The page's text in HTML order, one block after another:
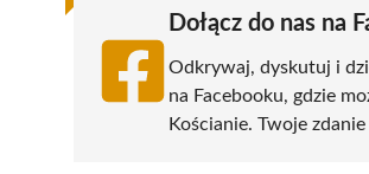
Dołącz do nas na
Odkrywaj, dyskutuj i
na Facebooku, gdzie
Kościanie. Twoje